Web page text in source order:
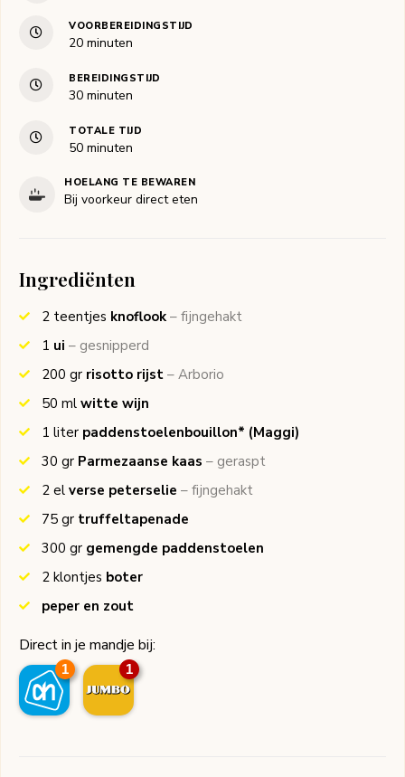
VOORBEREIDINGSTIJD
20minuten
minuten
BEREIDINGSTIJD
30minuten
minuten
TOTALE TIJD
50minuten
minuten
HOELANG TE BEWAREN
Bij voorkeur direct eten
Ingrediënten
2 teentjes knoflook – fijngehakt
1 ui – gesnipperd
200 gr risotto rijst – Arborio
50 ml witte wijn
1 liter paddenstoelenbouillon* (Maggi)
30 gr Parmezaanse kaas – geraspt
2 el verse peterselie – fijngehakt
75 gr truffeltapenade
300 gr gemengde paddenstoelen
2 klontjes boter
peper en zout
Direct in je mandje bij:
1 1